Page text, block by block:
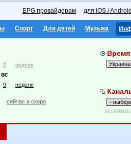
EPG провайдерам для iOS /
Спорт Для детей Музыка
2 неделя
вс
9 неделя
сейчас и скоро